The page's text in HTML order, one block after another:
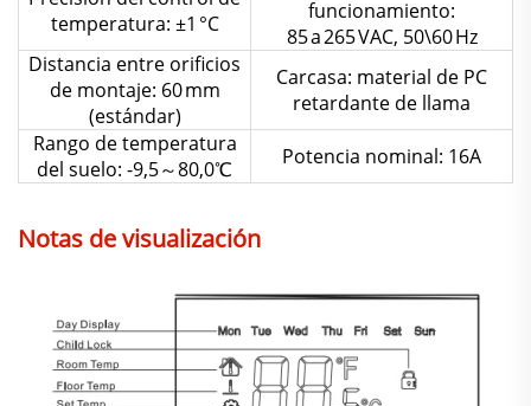
temperatura: ±1 °C
funcionamiento:
85 a 265 VAC, 50\60 Hz
Distancia entre orificios
de montaje: 60 mm
(estándar)
Carcasa: material de PC
retardante de llama
Rango de temperatura
del suelo: -9,5～80,0℃
Potencia nominal: 16A
Notas de visualización